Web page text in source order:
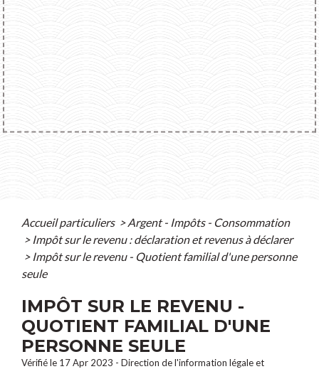
Accueil particuliers > Argent - Impôts - Consommation
> Impôt sur le revenu : déclaration et revenus à déclarer
> Impôt sur le revenu - Quotient familial d'une personne
seule
IMPÔT SUR LE REVENU -
QUOTIENT FAMILIAL D'UNE
PERSONNE SEULE
Vérifié le 17 Apr 2023 - Direction de l'information légale et